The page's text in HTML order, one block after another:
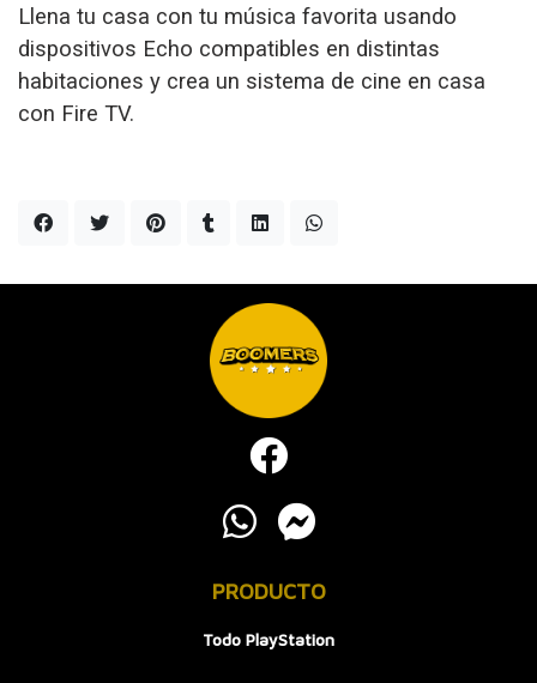
Llena tu casa con tu música favorita usando
dispositivos Echo compatibles en distintas
habitaciones y crea un sistema de cine en casa
con Fire TV.
PRODUCTO
Todo PlayStation